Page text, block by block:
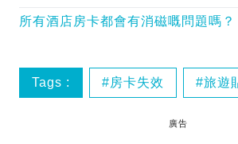
所有酒店房卡都會有消磁嘅問題嗎？
Tags : 房卡失效 旅遊
廣告